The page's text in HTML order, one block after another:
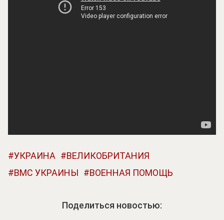
УКРАИНА
ВЕЛИКОБРИТАНИЯ
ВМС УКРАИНЫ
ВОЕННАЯ ПОМОЩЬ
Поделиться новостью: